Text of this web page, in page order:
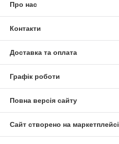
Про нас
Контакти
Доставка та оплата
Графік роботи
Повна версія сайту
Сайт створено на маркетплейсі